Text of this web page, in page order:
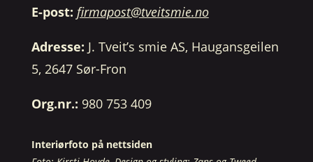
E-post: firmapost@tveitsmie.no
Adresse: J. Tveit’s smie AS, Haugansgeilen
5, 2647 Sør-Fron
Org.nr.: 980 753 409
Interiørfoto på nettsiden